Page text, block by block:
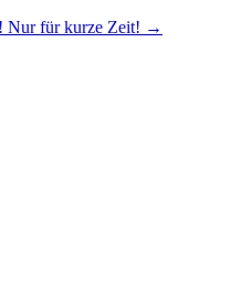
Nur für kurze Zeit! →